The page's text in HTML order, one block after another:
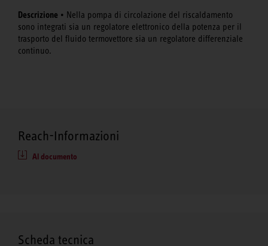
Descrizione • Nella pompa di circolazione del riscaldamento
sono integrati sia un regolatore elettronico della potenza per il
trasporto del fluido termovettore sia un regolatore differenziale
continuo.
Reach-Informazioni
Al documento
Scheda tecnica